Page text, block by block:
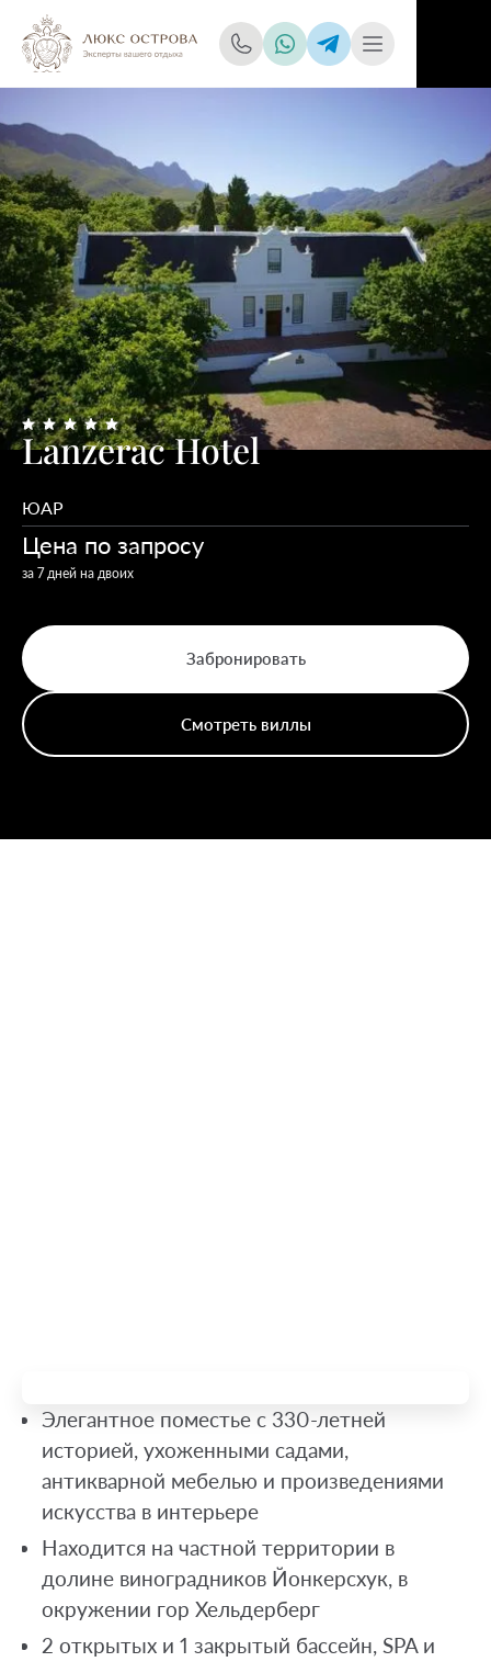
Lanzerac Hotel
ЮАР
Цена по запросу
за 7 дней на двоих
Смотреть виллы
Забронировать
Элегантное поместье с 330-летней
историей, ухоженными садами,
антикварной мебелью и произведениями
искусства в интерьере
Находится на частной территории в
долине виноградников Йонкерсхук, в
окружении гор Хельдерберг
2 открытых и 1 закрытый бассейн, SPA и